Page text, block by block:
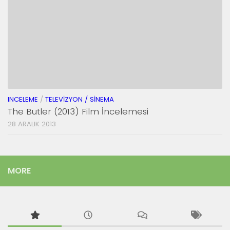
INCELEME / TELEVIZYON / SINEMA
The Butler (2013) Film İncelemesi
28 ARALIK 2013
MORE